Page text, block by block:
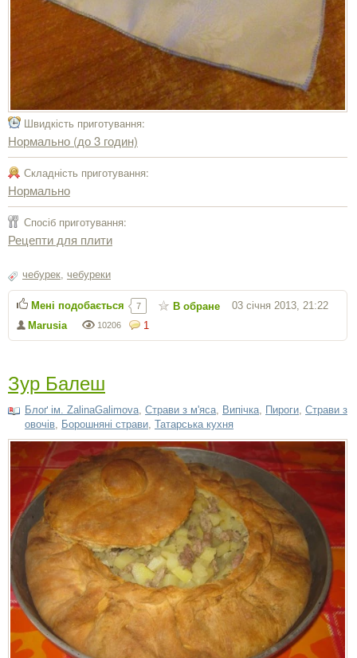
Швидкість приготування:
Нормально (до 3 годин)
Складність приготування:
Нормально
Спосіб приготування:
Рецепти для плити
чебурек чебуреки
1
10206
Marusia
03 січня 2013, 21:22
Мені подобається 7 В обране
Зур Балеш
Блоґ ім. ZalinaGalimova Страви з м'яса Випічка Пироги Страви з
овочів Борошняні страви Татарська кухня